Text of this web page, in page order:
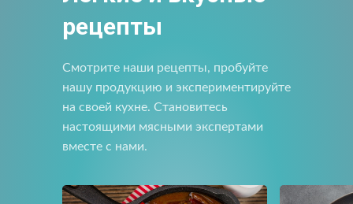
рецепты
Смотрите наши рецепты, пробуйте
нашу продукцию и экспериментируйте
на своей кухне. Становитесь
настоящими мясными экспертами
вместе с нами.
Мы будем присылать вам только самое важное